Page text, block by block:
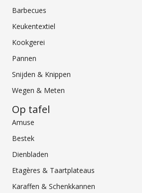
Barbecues
Keukentextiel
Kookgerei
Pannen
Snijden & Knippen
Wegen & Meten
Op tafel
Amuse
Bestek
Dienbladen
Etagères & Taartplateaus
Karaffen & Schenkkannen